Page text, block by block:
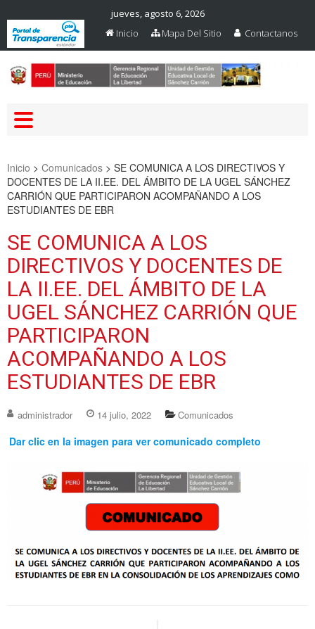
jueves, agosto 6, 2026
Inicio
Mapa Del Sitio Contactanos
Inicio > Comunicados > SE COMUNICA A LOS DIRECTIVOS Y
DOCENTES DE LA II.EE. DEL ÁMBITO DE LA UGEL SÁNCHEZ
CARRIÓN QUE PARTICIPARON ACOMPAÑANDO A LOS
ESTUDIANTES DE EBR
SE COMUNICA A LOS
DIRECTIVOS Y DOCENTES DE
LA II.EE. DEL ÁMBITO DE LA
UGEL SÁNCHEZ CARRIÓN QUE
PARTICIPARON
ACOMPAÑANDO A LOS
ESTUDIANTES DE EBR
administrador 14 julio, 2022 Comunicados
Dar clic en la imagen para ver comunicado completo